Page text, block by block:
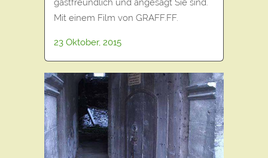
gastfreundlich und angesagt Sie sind.
Mit einem Film von GRAFF.FF.
23 Oktober, 2015